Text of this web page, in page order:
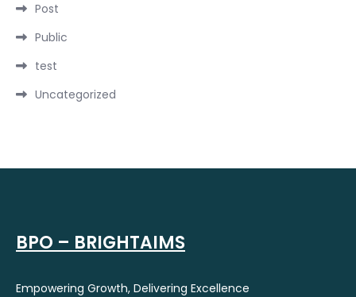
Post
Public
test
Uncategorized
BPO – BRIGHTAIMS
Empowering Growth, Delivering Excellence